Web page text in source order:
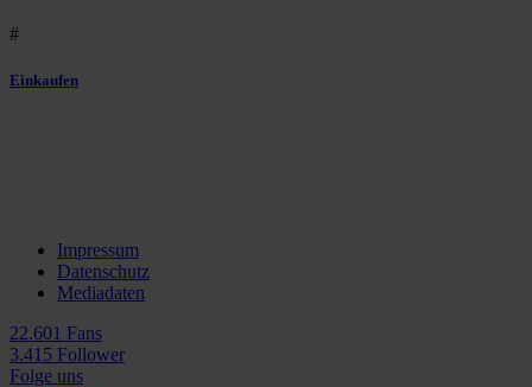
#
Einkaufen
Impressum
Datenschutz
Mediadaten
22.601 Fans
3.415 Follower
Folge uns